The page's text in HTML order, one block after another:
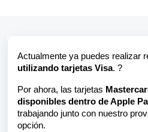
Actualmente ya puedes realizar
utilizando tarjetas Visa. ?
Por ahora, las tarjetas
disponibles dentro de Apple
trabajando junto con nuestro
opción.